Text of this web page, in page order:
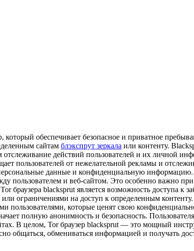
обеспечивает безопасное и приватное
сайтам блэкспрут зеркала или контенту.
действий пользователей и их личной
пользователей от нежелательной рекламы и
данные и конфиденциальную информацию.
пользователем и веб-сайтом. Это особенно важно
blacksprut является возможность доступа к
ограничениями на доступ к определенным контенту.
пользователями, которые ценят свою
полную анонимность и безопасность.
В целом, Tor браузер blacksprut — это мощный
общаться, обмениваться информацией и получать